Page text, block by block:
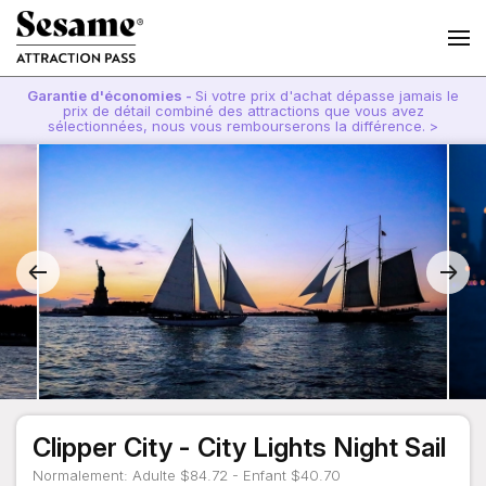
Garantie d'économies - Si votre prix d'achat dépasse jamais le
prix de détail combiné des attractions que vous avez
sélectionnées, nous vous rembourserons la différence. >
Clipper City - City Lights Night Sail
Normalement: Adulte $84.72 - Enfant $40.70